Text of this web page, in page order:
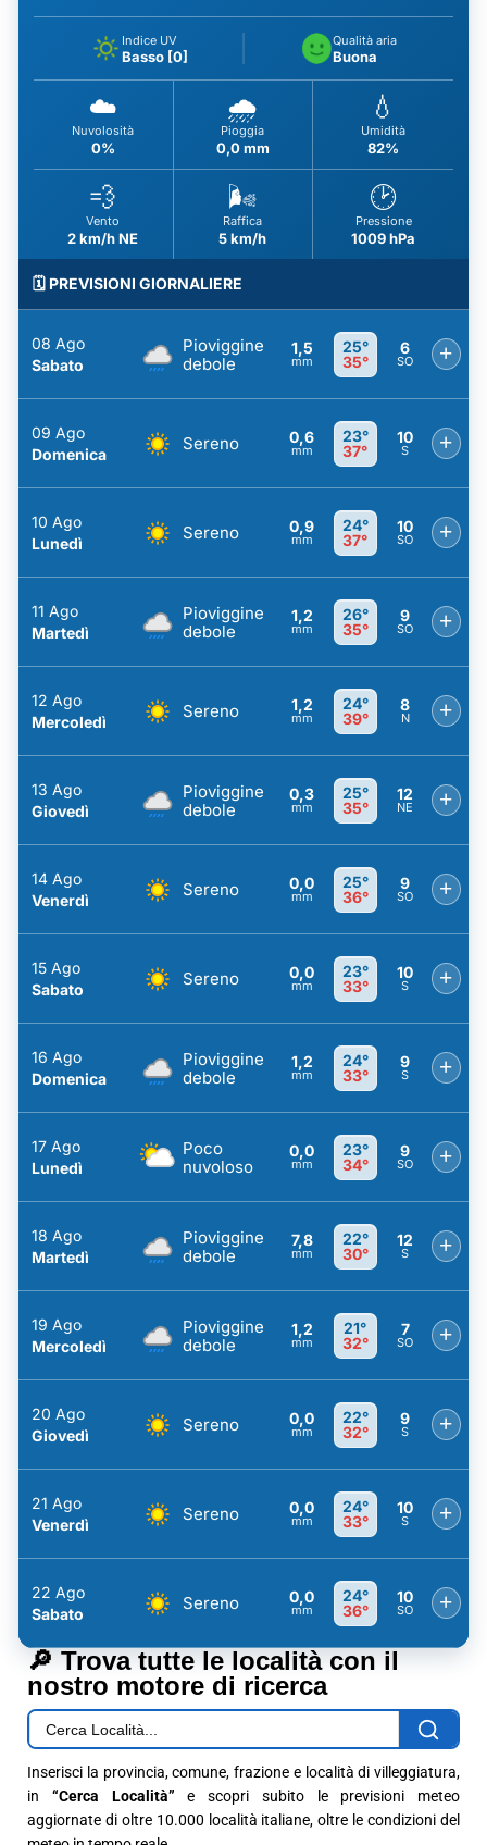
Indice UV
Basso [0]
Qualità aria
Buona
☁️
Nuvolosità
0%
🌧️
Pioggia
0,0 mm
💧
Umidità
82%
💨
Vento
2 km/h NE
🌬️
Raffica
5 km/h
🕑
Pressione
1009 hPa
🗓️ PREVISIONI GIORNALIERE
08 Ago
Sabato
Pioviggine
debole
1,5
mm
25°
35°
6
SO +
09 Ago
Domenica
Sereno 0,6
mm
23°
37°
10
S +
10 Ago
Lunedì
Sereno 0,9
mm
24°
37°
10
SO +
11 Ago
Martedì
Pioviggine
debole
1,2
mm
26°
35°
9
SO +
12 Ago
Mercoledì
Sereno 1,2
mm
24°
39°
8
N +
13 Ago
Giovedì
Pioviggine
debole
0,3
mm
25°
35°
12
NE +
14 Ago
Venerdì
Sereno 0,0
mm
25°
36°
9
SO +
15 Ago
Sabato
Sereno 0,0
mm
23°
33°
10
S +
16 Ago
Domenica
Pioviggine
debole
1,2
mm
24°
33°
9
S +
17 Ago
Lunedì
Poco
nuvoloso
0,0
mm
23°
34°
9
SO +
18 Ago
Martedì
Pioviggine
debole
7,8
mm
22°
30°
12
S +
19 Ago
Mercoledì
Pioviggine
debole
1,2
mm
21°
32°
7
SO +
20 Ago
Giovedì
Sereno 0,0
mm
22°
32°
9
S +
21 Ago
Venerdì
Sereno 0,0
mm
24°
33°
10
S +
22 Ago
Sabato
Sereno 0,0
mm
24°
36°
10
SO +
🔎 Trova tutte le località con il
nostro motore di ricerca
Inserisci la provincia, comune, frazione e località di villeggiatura,
in “Cerca Località” e scopri subito le previsioni meteo
aggiornate di oltre 10.000 località italiane, oltre le condizioni del